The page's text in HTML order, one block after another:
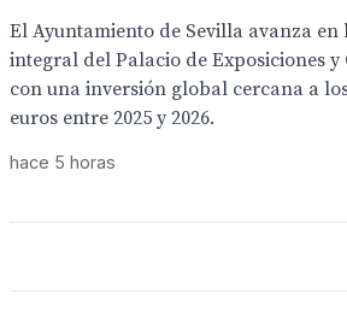
El Ayuntamiento de Sevilla avanza
integral del Palacio de Exposiciones y
con una inversión global cercana a
euros entre 2025 y 2026.
hace 5 horas